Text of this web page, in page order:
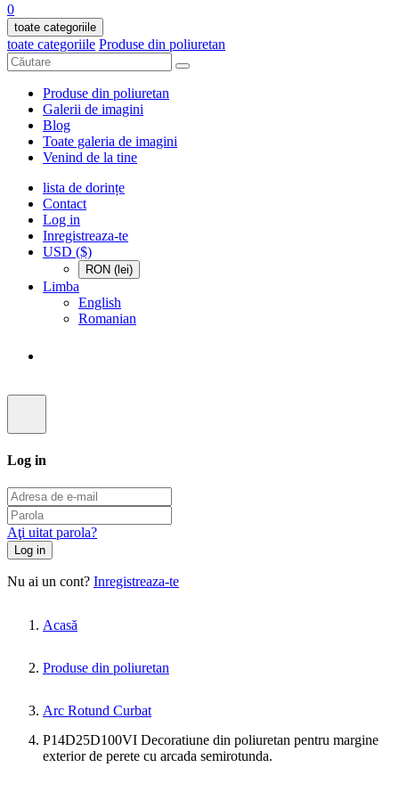
0
toate categoriile
toate categoriile Produse din poliuretan
Produse din poliuretan
Galerii de imagini
Blog
Toate galeria de imagini
Venind de la tine
lista de dorințe
Contact
Log in
Inregistreaza-te
USD ($)
RON (lei)
Limba
English
Romanian
Log in
Aţi uitat parola?
Log in
Nu ai un cont? Inregistreaza-te
Acasă
Produse din poliuretan
Arc Rotund Curbat
P14D25D100VI Decoratiune din poliuretan pentru margine
exterior de perete cu arcada semirotunda.